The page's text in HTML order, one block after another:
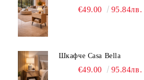
€49.00 95.84лв.
Шкафче Casa Bella
€49.00 95.84лв.